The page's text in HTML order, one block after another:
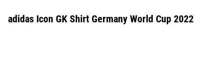
adidas Icon GK Shirt Germany World Cup 2022